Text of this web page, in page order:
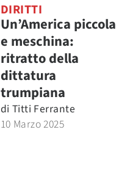
DIRITTI
Un’America piccola
e meschina:
ritratto della
dittatura
trumpiana
di Titti Ferrante
10 Marzo 2025